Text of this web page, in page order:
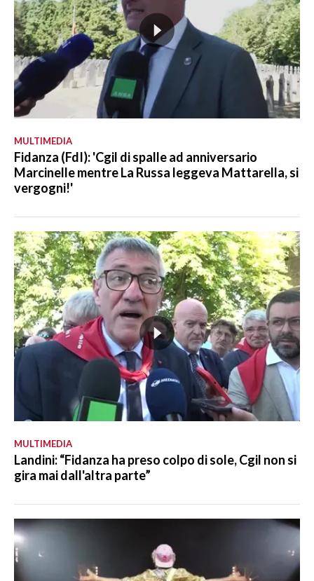
MULTIMEDIA
Fidanza (FdI): 'Cgil di spalle ad anniversario
Marcinelle mentre La Russa leggeva Mattarella, si
vergogni!'
MULTIMEDIA
Landini: “Fidanza ha preso colpo di sole, Cgil non si
gira mai dall'altra parte”